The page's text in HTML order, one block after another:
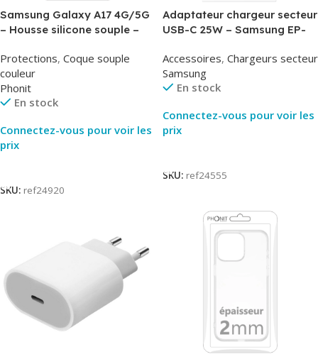
Samsung Galaxy A17 4G/5G
– Housse silicone souple –
Protections, Coque souple
couleur
Phonit
En stock
Connectez-vous pour voir les
prix
SKU: ref24920
Adaptateur chargeur secteur
USB-C 25W – Samsung EP-
Packaging Original
Accessoires, Chargeurs secteur
Samsung
En stock
Connectez-vous pour voir les
prix
SKU: ref24555